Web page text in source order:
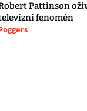
Pattinson
fenomén